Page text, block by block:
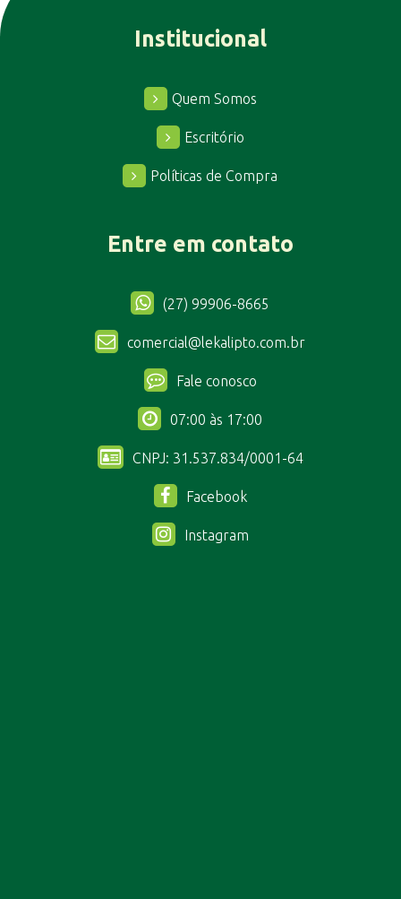
Institucional
Quem Somos
Escritório
Políticas de Compra
Entre em contato
(27) 99906-8665
comercial@lekalipto.com.br
Fale conosco
07:00 às 17:00
CNPJ: 31.537.834/0001-64
Facebook
Instagram